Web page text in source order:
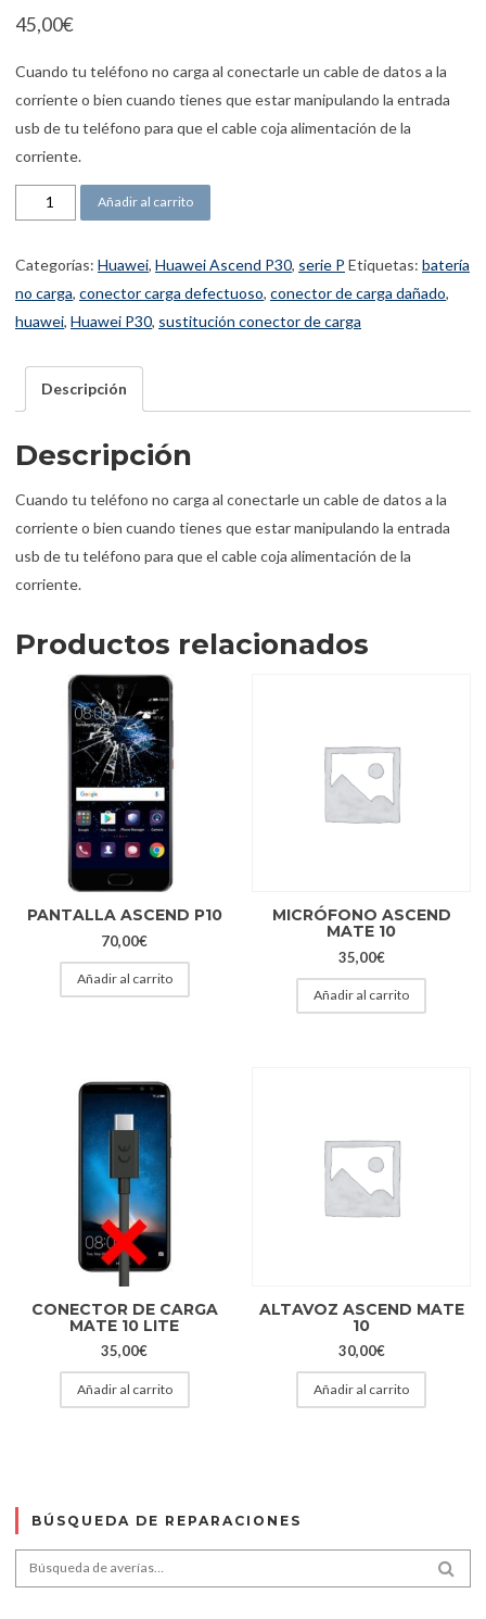
45,00€
Cuando tu teléfono no carga al conectarle un cable de datos a la
corriente o bien cuando tienes que estar manipulando la entrada
usb de tu teléfono para que el cable coja alimentación de la
corriente.
Conector de carga Ascend P30 cantidad
Añadir al carrito
Categorías: Huawei, Huawei Ascend P30, serie P Etiquetas: batería
no carga, conector carga defectuoso, conector de carga dañado,
huawei, Huawei P30, sustitución conector de carga
Descripción
Descripción
Cuando tu teléfono no carga al conectarle un cable de datos a la
corriente o bien cuando tienes que estar manipulando la entrada
usb de tu teléfono para que el cable coja alimentación de la
corriente.
Productos relacionados
PANTALLA ASCEND P10
70,00€
Añadir al carrito
MICRÓFONO ASCEND
MATE 10
35,00€
Añadir al carrito
CONECTOR DE CARGA
MATE 10 LITE
35,00€
Añadir al carrito
ALTAVOZ ASCEND MATE
10
30,00€
Añadir al carrito
BÚSQUEDA DE REPARACIONES
Search for: